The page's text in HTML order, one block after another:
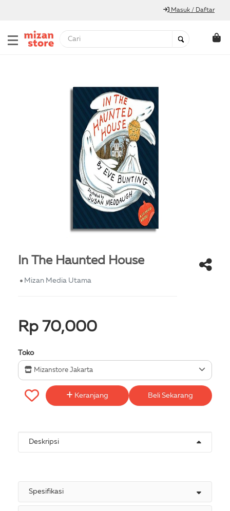
Masuk / Daftar
In The Haunted House
Mizan Media Utama
Rp 70,000
Toko
Mizanstore Jakarta
Keranjang Beli Sekarang
Deskripsi
Spesifikasi